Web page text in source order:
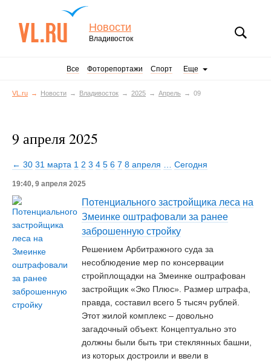
Новости
Владивосток
Все Фоторепортажи Спорт Еще
VL.ru Новости Владивосток 2025 Апрель 09
9 апреля 2025
← 30 31 марта 1 2 3 4 5 6 7 8 апреля Сегодня
19:40, 9 апреля 2025
Потенциального застройщика леса на
Змеинке оштрафовали за ранее
заброшенную стройку
Решением Арбитражного суда за
несоблюдение мер по консервации
стройплощадки на Змеинке оштрафован
застройщик «Эко Плюс». Размер штрафа,
правда, составил всего 5 тысяч рублей.
Этот жилой комплекс – довольно
загадочный объект. Концептуально это
должны были быть три стеклянных башни,
из которых достроили и ввели в